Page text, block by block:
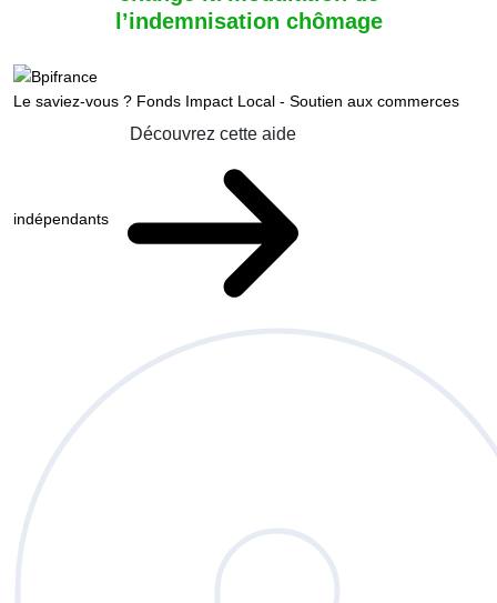
l’indemnisation chômage
Le saviez-vous ? Fonds Impact Local - Soutien aux commerces
indépendants
Découvrez cette aide